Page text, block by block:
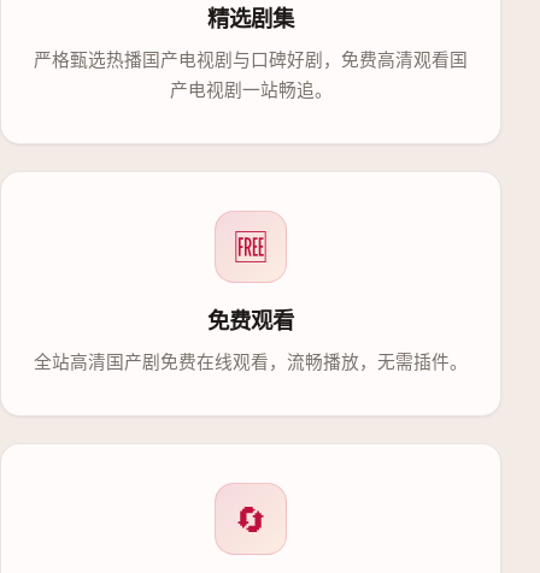
精选剧集
严格甄选热播国产电视剧与口碑好剧，免费高清观看国
产电视剧一站畅追。
🆓
免费观看
全站高清国产剧免费在线观看，流畅播放，无需插件。
🔄